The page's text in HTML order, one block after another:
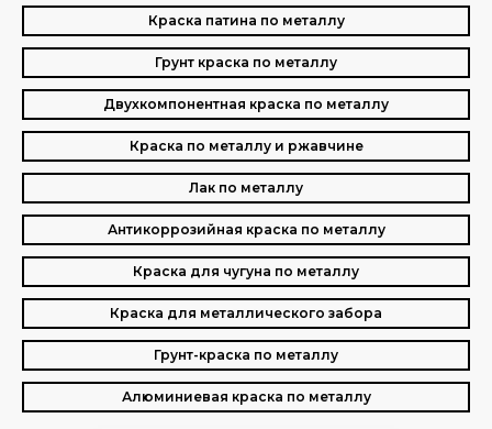
Краска патина по металлу
Грунт краска по металлу
Двухкомпонентная краска по металлу
Краска по металлу и ржавчине
Лак по металлу
Антикоррозийная краска по металлу
Краска для чугуна по металлу
Краска для металлического забора
Грунт-краска по металлу
Алюминиевая краска по металлу